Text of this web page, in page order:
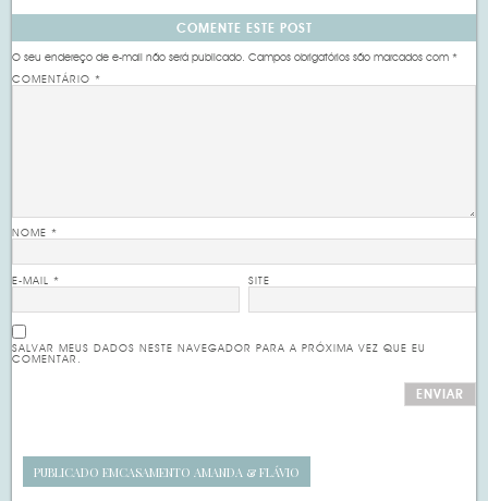
COMENTE ESTE POST
O seu endereço de e-mail não será publicado. Campos obrigatórios são marcados com*
COMENTÁRIO*
NOME*
E-MAIL* SITE
SALVAR MEUS DADOS NESTE NAVEGADOR PARA A PRÓXIMA VEZ QUE EU
COMENTAR.
PUBLICADO EMCASAMENTO AMANDA & FLÁVIO